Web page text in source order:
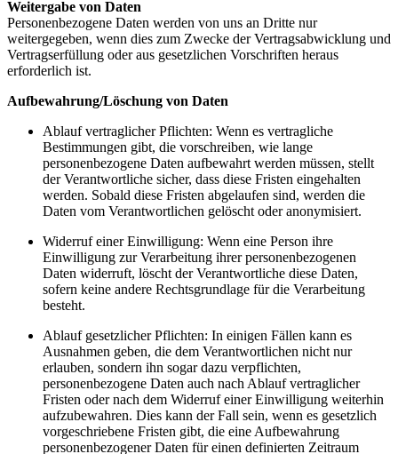
Weitergabe von Daten
Personenbezogene Daten werden von uns an Dritte nur
weitergegeben, wenn dies zum Zwecke der Vertragsabwicklung und
Vertragserfüllung oder aus gesetzlichen Vorschriften heraus
erforderlich ist.
Aufbewahrung/Löschung von Daten
Ablauf vertraglicher Pflichten: Wenn es vertragliche
Bestimmungen gibt, die vorschreiben, wie lange
personenbezogene Daten aufbewahrt werden müssen, stellt
der Verantwortliche sicher, dass diese Fristen eingehalten
werden. Sobald diese Fristen abgelaufen sind, werden die
Daten vom Verantwortlichen gelöscht oder anonymisiert.
Widerruf einer Einwilligung: Wenn eine Person ihre
Einwilligung zur Verarbeitung ihrer personenbezogenen
Daten widerruft, löscht der Verantwortliche diese Daten,
sofern keine andere Rechtsgrundlage für die Verarbeitung
besteht.
Ablauf gesetzlicher Pflichten: In einigen Fällen kann es
Ausnahmen geben, die dem Verantwortlichen nicht nur
erlauben, sondern ihn sogar dazu verpflichten,
personenbezogene Daten auch nach Ablauf vertraglicher
Fristen oder nach dem Widerruf einer Einwilligung weiterhin
aufzubewahren. Dies kann der Fall sein, wenn es gesetzlich
vorgeschriebene Fristen gibt, die eine Aufbewahrung
personenbezogener Daten für einen definierten Zeitraum